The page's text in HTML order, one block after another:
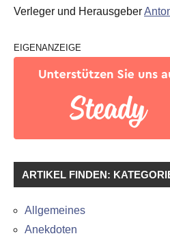
Verleger und Herausgeber
EIGENANZEIGE
ARTIKEL FINDEN:
Allgemeines
Anekdoten